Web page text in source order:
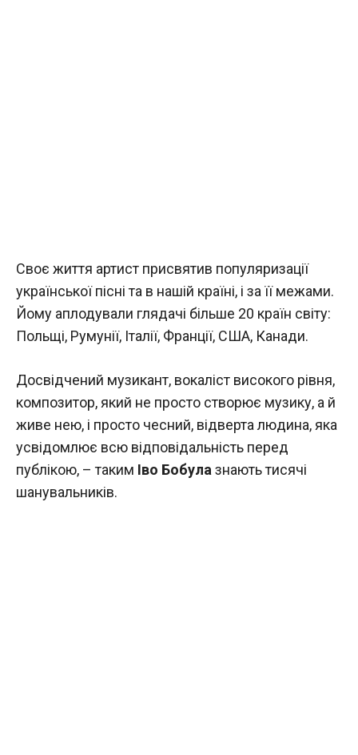
Своє життя артист присвятив популяризації
української пісні та в нашій країні, і за її межами.
Йому аплодували глядачі більше 20 країн світу:
Польщі, Румунії, Італії, Франції, США, Канади.
Досвідчений музикант, вокаліст високого рівня,
композитор, який не просто створює музику, а й
живе нею, і просто чесний, відверта людина, яка
усвідомлює всю відповідальність перед
публікою, – таким Іво Бобулазнають тисячі
шанувальників.